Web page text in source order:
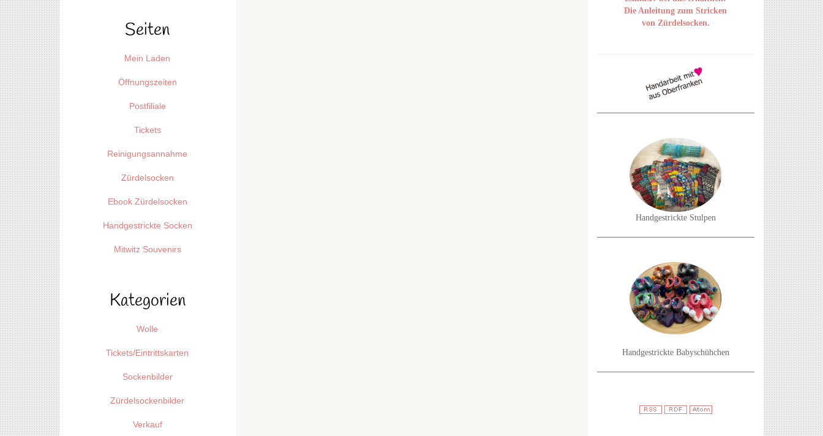
Seiten
Mein Laden
Öffnungszeiten
Postfiliale
Tickets
Reinigungsannahme
Zürdelsocken
Ebook Zürdelsocken
Handgestrickte Socken
Mitwitz Souvenirs
Kategorien
Wolle
Tickets/Eintrittskarten
Sockenbilder
Zürdelsockenbilder
Verkauf
Die Anleitung zum Stricken
von Zürdelsocken.
Handgestrickte Stulpen
Handgestrickte Babyschühchen